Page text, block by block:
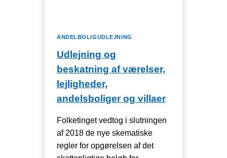
ANDELBOLIGUDLEJNING
Udlejning og
beskatning af værelser,
lejligheder,
andelsboliger og villaer
Folketinget vedtog i slutningen
af 2018 de nye skematiske
regler for opgørelsen af det